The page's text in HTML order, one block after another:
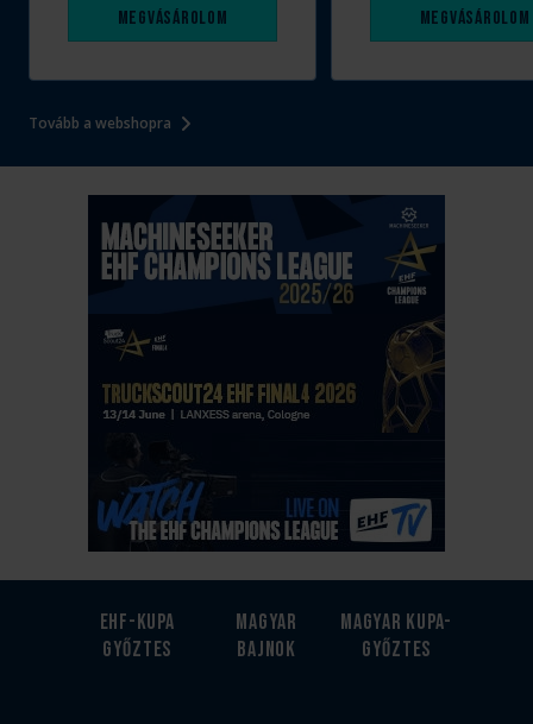
Tovább a webshopra
Megvásárolom Megvásárolom
EHF-Kupa
győztes
Magyar
bajnok
Magyar kupa-
győztes